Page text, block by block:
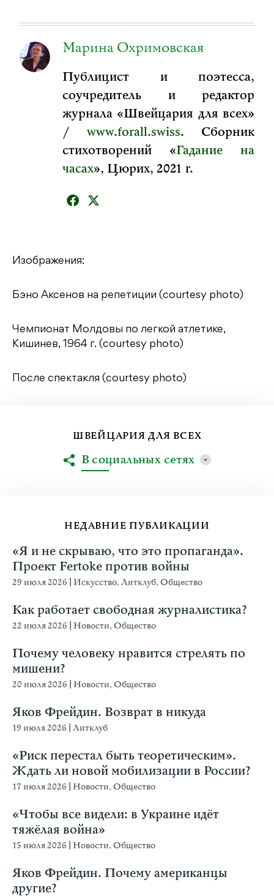
Марина Охримовская
Публицист и поэтесса,
соучредитель и редактор
журнала «Швейцария для всех»
/ www.forall.swiss. Сборник
стихотворений «Гадание на
часах», Цюрих, 2021 г.
Изображения:
Бэно Аксенов на репетиции (courtesy photo)
Чемпионат Молдовы по легкой атлетике,
Кишинев, 1964 г. (courtesy photo)
После спектакля (courtesy photo)
НЕДАВНИЕ ПУБЛИКАЦИИ
«Я и не скрываю, что это пропаганда».
Проект Fertoke против войны
29 июля 2026 Искусство,Литклуб,Общество
Как работает свободная журналистика?
22 июля 2026 Новости,Общество
Почему человеку нравится стрелять по
мишени?
20 июля 2026 Новости,Общество
Яков Фрейдин. Возврат в никуда
19 июля 2026 Литклуб
«Риск перестал быть теоретическим».
Ждать ли новой мобилизации в России?
17 июля 2026 Новости,Общество
«Чтобы все видели: в Украине идёт
тяжёлая война»
15 июля 2026 Новости,Общество
Яков Фрейдин. Почему американцы
другие?
ШВЕЙЦАРИЯ ДЛЯ ВСЕХ
В социальных сетях